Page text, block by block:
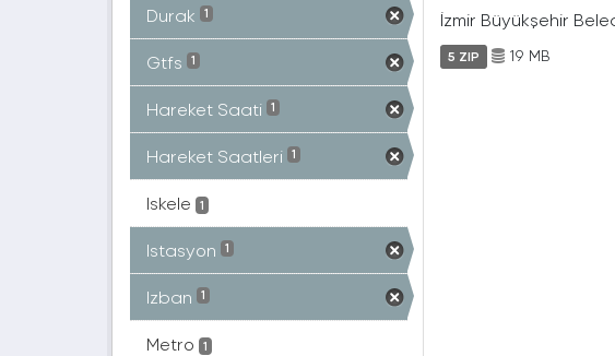
Durak 1
Gtfs 1
Hareket Saati 1
Hareket Saatleri 1
Iskele 1
Istasyon 1
Izban 1
Metro 1
İzmir Büyükşehir
5 ZIP 19 MB